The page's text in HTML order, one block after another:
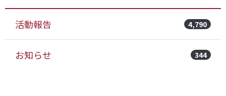
活動報告 4,790
お知らせ 344